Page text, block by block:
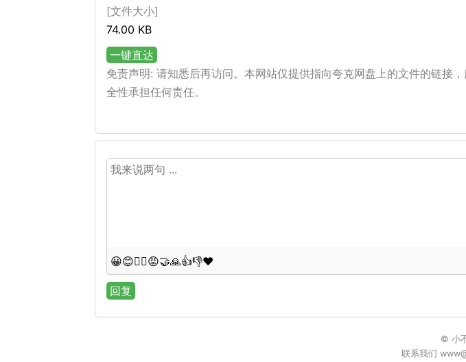
[文件大小]
74.00 KB
一键直达
免责声明: 请知悉后再访问。本网站仅提供指向夸克网盘上的文件的链接
全性承担任何责任。
😀😊😵‍💫😡🤝🙏👍👎❤️
回复
© 小
联系我们